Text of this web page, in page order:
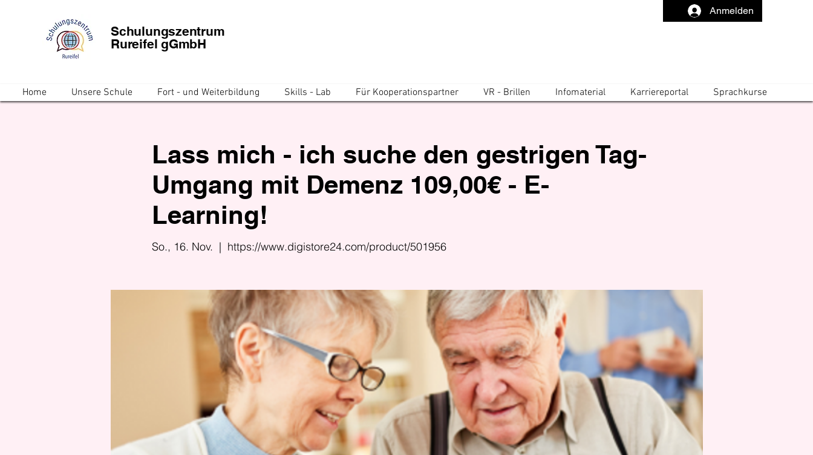
Anmelden
Schulungszentrum
Rureifel gGmbH
Home Unsere Schule Fort - und Weiterbildung Skills - Lab Für Kooperationspartner VR - Brillen Infomaterial Karriereportal Sprachkurse
Lass mich - ich suche den gestrigen Tag-
Umgang mit Demenz 109,00€ - E-
Learning!
So., 16. Nov.
  |
https://www.digistore24.com/product/501956